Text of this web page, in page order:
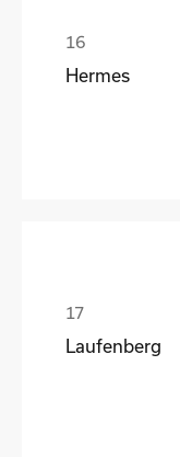
Hermes
Laufenberg